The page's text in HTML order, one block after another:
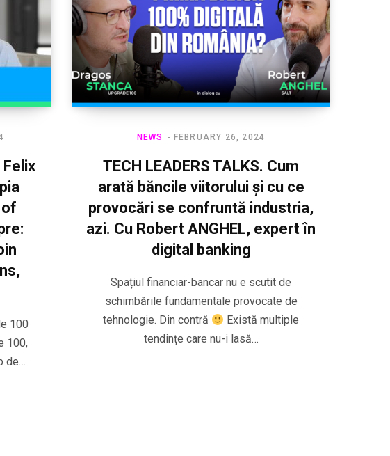
Felix
of
100
100,
de…
NEWS FEBRUARY 26, 2024
TECH LEADERS TALKS. Cum
arată băncile viitorului și cu ce
provocări se confruntă industria,
azi. Cu Robert ANGHEL, expert în
digital banking
Spațiul financiar-bancar nu e scutit de
schimbările fundamentale provocate de
tehnologie. Din contră
Există multiple
tendințe care nu-i lasă…